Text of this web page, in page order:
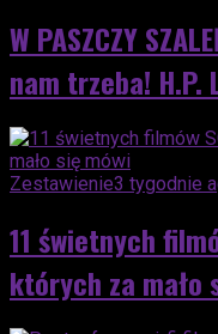
W PASZCZY
nam trzeba!
Zestawienie3 tygodnie
11 świetnych
których za mało